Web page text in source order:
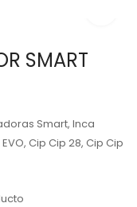
SMART
Smart, Inca
Cip Cip 28, Cip Cip